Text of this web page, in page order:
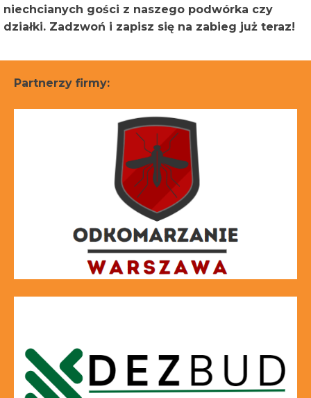
niechcianych gości z naszego podwórka czy
działki. Zadzwoń i zapisz się na zabieg już teraz!
Partnerzy firmy: